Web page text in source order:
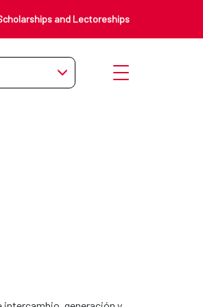
and Lectoreships
Open menu